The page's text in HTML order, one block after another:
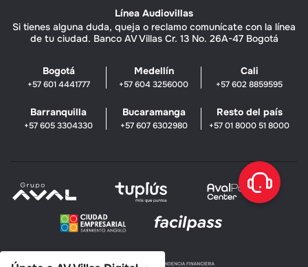
Línea Audiovillas
Si tienes alguna duda, queja o reclamo comunícate con la línea
de tu ciudad. Banco AV Villas Cr. 13 No. 26A-47 Bogotá
Bogotá
+57 601 4441777
Medellín
+57 604 3256000
Cali
+57 602 8859595
Barranquilla
+57 605 3304330
Bucaramanga
+57 607 6302980
Resto del país
+57 01 8000 51 8000